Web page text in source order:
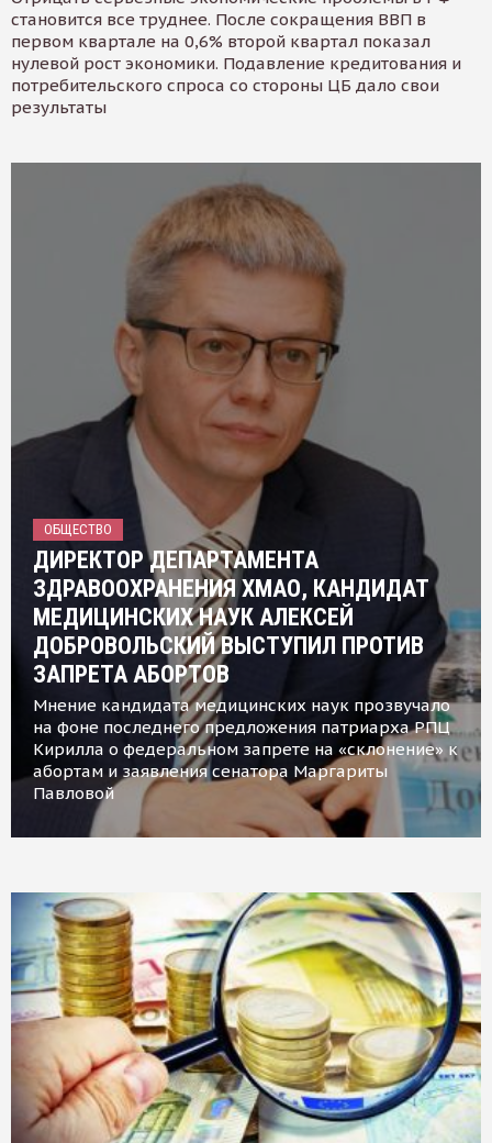
становится все труднее. После сокращения ВВП в
первом квартале на 0,6% второй квартал показал
нулевой рост экономики. Подавление кредитования и
потребительского спроса со стороны ЦБ дало свои
результаты
ОБЩЕСТВО
ДИРЕКТОР ДЕПАРТАМЕНТА
ЗДРАВООХРАНЕНИЯ ХМАО, КАНДИДАТ
МЕДИЦИНСКИХ НАУК АЛЕКСЕЙ
ДОБРОВОЛЬСКИЙ ВЫСТУПИЛ ПРОТИВ
ЗАПРЕТА АБОРТОВ
Мнение кандидата медицинских наук прозвучало
на фоне последнего предложения патриарха РПЦ
Кирилла о федеральном запрете на «склонение» к
абортам и заявления сенатора Маргариты
Павловой